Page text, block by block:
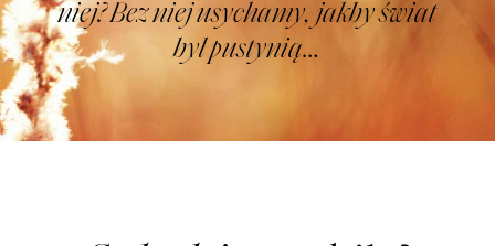
niej? Bez niej usychamy, jakby świat
był pustynią…